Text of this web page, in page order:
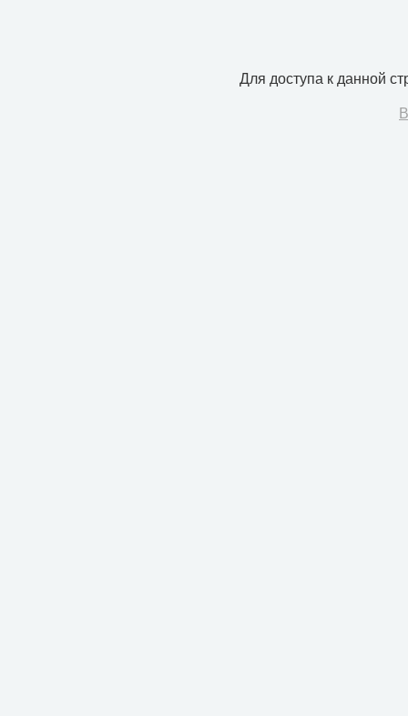
Для доступа к данной